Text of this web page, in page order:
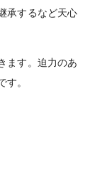
承するなど天心
ます。迫力のあ
す。